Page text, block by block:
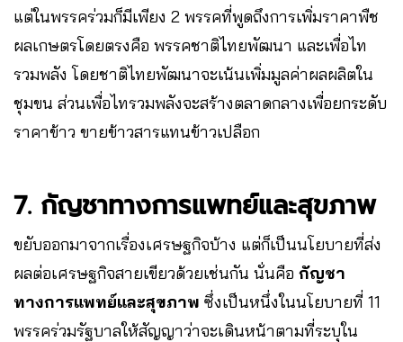
แต่ในพรรคร่วมก็มีเพียง 2 พรรคที่พูดถึงการเพิ่มราคาพืช
ผลเกษตรโดยตรงคือ พรรคชาติไทยพัฒนา และเพื่อไท
รวมพลัง โดยชาติไทยพัฒนาจะเน้นเพิ่มมูลค่าผลผลิตใน
ชุมขน ส่วนเพื่อไทรวมพลังจะสร้างตลาดกลางเพื่อยกระดับ
ราคาข้าว ขายข้าวสารแทนข้าวเปลือก
7. กัญชาทางการแพทย์และสุขภาพ
ขยับออกมาจากเรื่องเศรษฐกิจบ้าง แต่ก็เป็นนโยบายที่ส่ง
ผลต่อเศรษฐกิจสายเขียวด้วยเช่นกัน นั่นคือ กัญชา
ทางการแพทย์และสุขภาพ ซึ่งเป็นหนึ่งในนโยบายที่ 11
พรรคร่วมรัฐบาลให้สัญญาว่าจะเดินหน้าตามที่ระบุใน